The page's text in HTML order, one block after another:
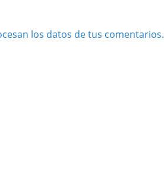
los datos de tus comentarios.